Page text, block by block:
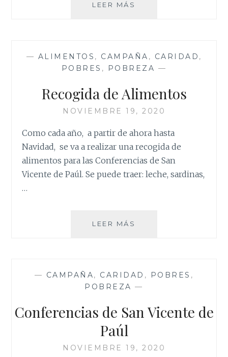
LEER MÁS
— ALIMENTOS , CAMPAÑA , CARIDAD ,
POBRES , POBREZA —
Recogida de Alimentos
NOVIEMBRE 19, 2020
Como cada año, a partir de ahora hasta
Navidad, se va a realizar una recogida de
alimentos para las Conferencias de San
Vicente de Paúl. Se puede traer: leche, sardinas,
…
LEER MÁS
— CAMPAÑA, CARIDAD , POBRES ,
POBREZA —
Conferencias de San Vicente de
Paúl
NOVIEMBRE 19, 2020